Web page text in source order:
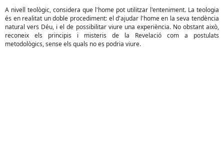
A nivell teològic, considera que l'home pot utilitzar l'enteniment. La teologia
és en realitat un doble procediment: el d'ajudar l'home en la seva tendència
natural vers Déu, i el de possibilitar viure una experiència. No obstant això,
reconeix els principis i misteris de la Revelació com a postulats
metodològics, sense els quals no es podria viure.